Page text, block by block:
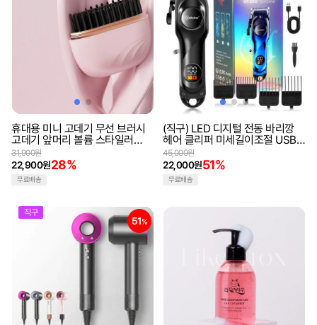
휴대용 미니 고데기 무선 브러시
고데기 앞머리 볼륨 스타일러
USB충전 여행용 헤어스타일러
22,900원28%
31,900원
무료배송
(직구) LED 디지털 전동 바리깡
헤어 클리퍼 미세길이조절 USB충
전 이발기
22,000원51%
45,000원
무료배송
직구
51%